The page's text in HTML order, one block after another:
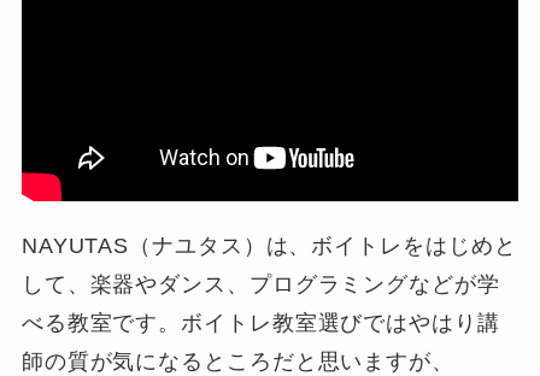
NAYUTAS（ナユタス）は、ボイトレをはじめと
して、楽器やダンス、プログラミングなどが学
べる教室です。ボイトレ教室選びではやはり講
師の質が気になるところだと思いますが、